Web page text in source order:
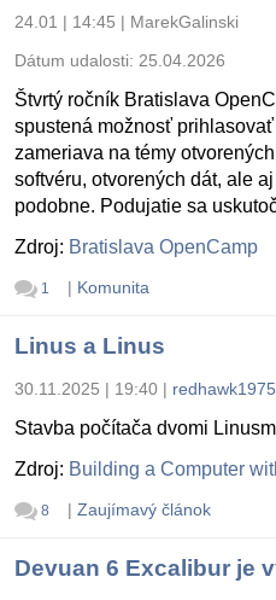
24.01 | 14:45 | MarekGalinski
Dátum udalosti: 25.04.2026
Štvrtý ročník Bratislava
spustená možnosť
zameriava na témy
softvéru, otvorených dát, ale
podobne. Podujatie sa
Zdroj: Bratislava OpenCamp
1 | Komunita
Linus a Linus
30.11.2025 | 19:40 | redhawk1975
Stavba počítača dvomi
Zdroj: Building a Computer
8 | Zaujímavý článok
Devuan 6 Excalibur je